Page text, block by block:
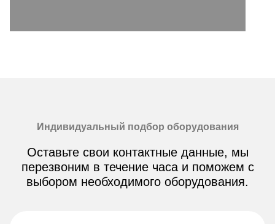
Индивидуальный подбор оборудования
Оставьте свои контактные данные, мы
перезвоним в течение часа и поможем с
выбором необходимого оборудования.